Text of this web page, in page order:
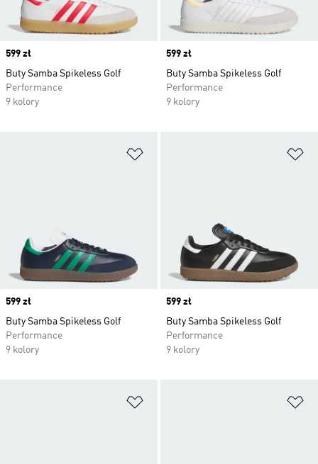
Price
599 zł
Buty Samba Spikeless Golf
Performance
9 kolory
Price
599 zł
Buty Samba Spikeless Golf
Performance
9 kolory
Price
599 zł
Buty Samba Spikeless Golf
Performance
9 kolory
Price
599 zł
Buty Samba Spikeless Golf
Performance
9 kolory